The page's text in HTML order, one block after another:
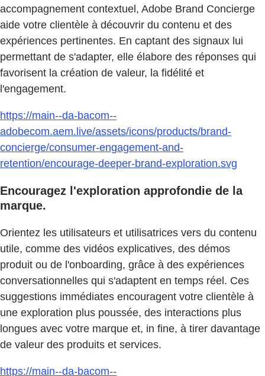
accompagnement contextuel, Adobe Brand Concierge
aide votre clientèle à découvrir du contenu et des
expériences pertinentes. En captant des signaux lui
permettant de s'adapter, elle élabore des réponses qui
favorisent la création de valeur, la fidélité et
l'engagement.
https://main--da-bacom--
adobecom.aem.live/assets/icons/products/brand-
concierge/consumer-engagement-and-
retention/encourage-deeper-brand-exploration.svg
Encouragez l'exploration approfondie de la
marque.
Orientez les utilisateurs et utilisatrices vers du contenu
utile, comme des vidéos explicatives, des démos
produit ou de l'onboarding, grâce à des expériences
conversationnelles qui s'adaptent en temps réel. Ces
suggestions immédiates encouragent votre clientèle à
une exploration plus poussée, des interactions plus
longues avec votre marque et, in fine, à tirer davantage
de valeur des produits et services.
https://main--da-bacom--